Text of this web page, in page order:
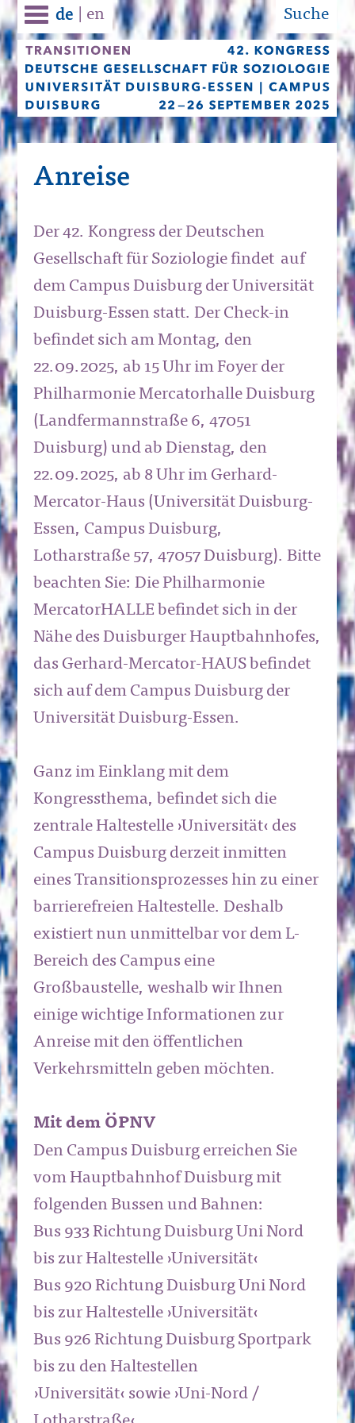
de en Suche
Anreise
Der 42. Kongress der Deutschen
Gesellschaft für Soziologie findet auf
dem Campus Duisburg der Universität
Duisburg-Essen statt. Der Check-in
befindet sich am Montag, den
22.09.2025, ab 15 Uhr imFoyer der
Philharmonie Mercatorhalle Duisburg
(Landfermannstraße 6, 47051
Duisburg) und ab Dienstag, den
22.09.2025, ab 8 Uhr im Gerhard-
Mercator-Haus (Universität Duisburg-
Essen, Campus Duisburg,
Lotharstraße 57, 47057 Duisburg). Bitte
beachten Sie: DiePhilharmonie
MercatorHALLE befindet sich in der
Nähe des Duisburger Hauptbahnhofes,
das Gerhard-Mercator-HAUS befindet
sich auf dem Campus Duisburg der
Universität Duisburg-Essen.
Ganz im Einklang mit dem
Kongressthema, befindet sich die
zentrale Haltestelle ›Universität‹ des
Campus Duisburg derzeit inmitten
eines Transitionsprozesses hin zu einer
barrierefreien Haltestelle. Deshalb
existiert nun unmittelbar vor dem L-
Bereich des Campus eine
Großbaustelle, weshalb wir Ihnen
einige wichtige Informationen zur
Anreise mit den öffentlichen
Verkehrsmitteln geben möchten.
Mit dem ÖPNV
Den Campus Duisburg erreichen Sie
vom Hauptbahnhof Duisburg mit
folgenden Bussen und Bahnen:
Bus 933 Richtung Duisburg Uni Nord
bis zur Haltestelle ›Universität‹
Bus 920 Richtung Duisburg Uni Nord
bis zur Haltestelle ›Universität‹
Bus 926 Richtung Duisburg Sportpark
bis zu den Haltestellen
›Universität‹ sowie ›Uni-Nord /